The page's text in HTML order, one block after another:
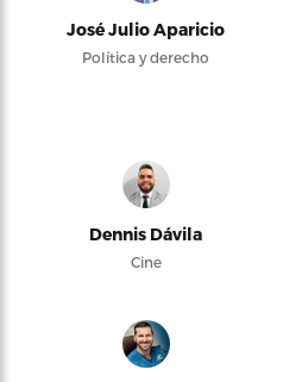
José Julio Aparicio
Política y derecho
Dennis Dávila
Cine